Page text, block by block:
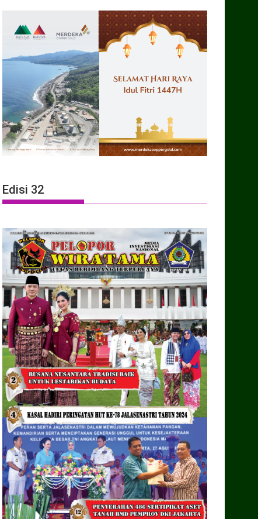
Edisi 32